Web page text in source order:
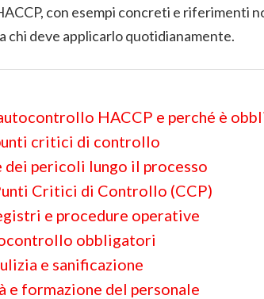
con esempi concreti e riferimenti
chi deve applicarlo quotidianamente.
HACCP e perché è
critici di controllo
dei pericoli lungo il processo
Critici di Controllo (CCP)
e procedure operative
obbligatori
e sanificazione
e formazione del personale